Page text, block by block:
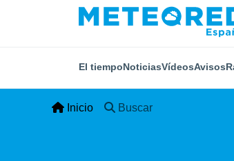
El tiempoNoticiasVídeosAvisos
Inicio Buscar